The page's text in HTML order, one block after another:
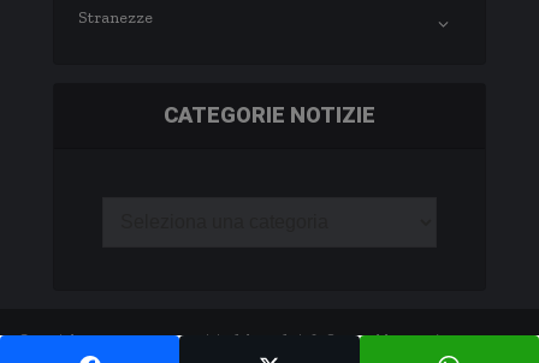
Stranezze
CATEGORIE NOTIZIE
Copyright © 2003-2020 notizie.delmondo.info Questo blog non è una testata